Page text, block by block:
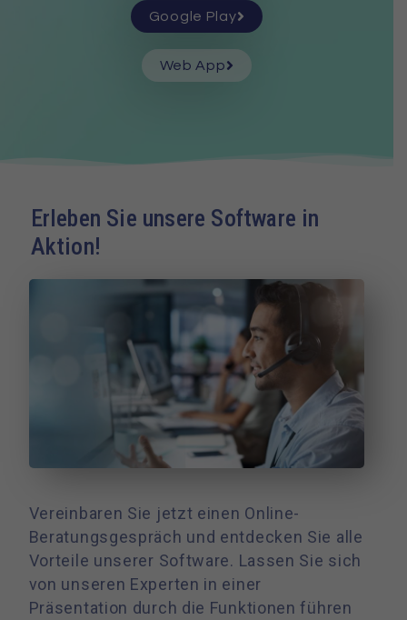
Google Play
Web App
Erleben Sie unsere Software in
Aktion!
Vereinbaren Sie jetzt einen Online-
Beratungsgespräch und entdecken Sie alle
Vorteile unserer Software. Lassen Sie sich
von unseren Experten in einer
Präsentation durch die Funktionen führen